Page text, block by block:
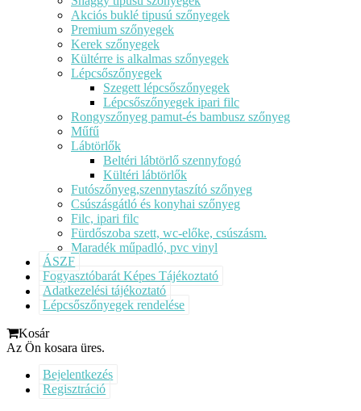
Akciós buklé tipusú szőnyegek
Premium szőnyegek
Kerek szőnyegek
Kültérre is alkalmas szőnyegek
Lépcsőszőnyegek
Szegett lépcsőszőnyegek
Lépcsőszőnyegek ipari filc
Rongyszőnyeg pamut-és bambusz szőnyeg
Műfű
Lábtörlők
Beltéri lábtörlő szennyfogó
Kültéri lábtörlők
Futószőnyeg,szennytaszító szőnyeg
Csúszásgátló és konyhai szőnyeg
Filc, ipari filc
Fürdőszoba szett, wc-előke, csúszásm.
Maradék műpadló, pvc vinyl
ÁSZF
Fogyasztóbarát Képes Tájékoztató
Adatkezelési tájékoztató
Lépcsőszőnyegek rendelése
Kosár
Az Ön kosara üres.
Bejelentkezés
Regisztráció